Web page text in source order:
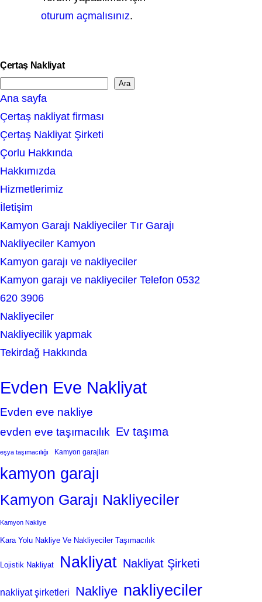
oturum açmalısınız.
Çertaş Nakliyat
e
a
r
c
h
Ara
Ana sayfa
Çertaş nakliyat firması
Çertaş Nakliyat Şirketi
Çorlu Hakkında
Hakkımızda
Hizmetlerimiz
İletişim
Kamyon Garajı Nakliyeciler Tır Garajı
Nakliyeciler Kamyon
Kamyon garajı ve nakliyeciler
Kamyon garajı ve nakliyeciler Telefon 0532
620 3906
Nakliyeciler
Nakliyecilik yapmak
Tekirdağ Hakkında
Evden Eve Nakliyat
Evden eve nakliye
evden eve taşımacılık Ev taşıma
eşya taşımacılığı Kamyon garajları
kamyon garajı
Kamyon Garajı Nakliyeciler
Kamyon Nakliye
Kara Yolu Nakliye Ve Nakliyeciler Taşımacılık
Lojistik Nakliyat Nakliyat Nakliyat Şirketi
nakliyat şirketleri Nakliye nakliyeciler